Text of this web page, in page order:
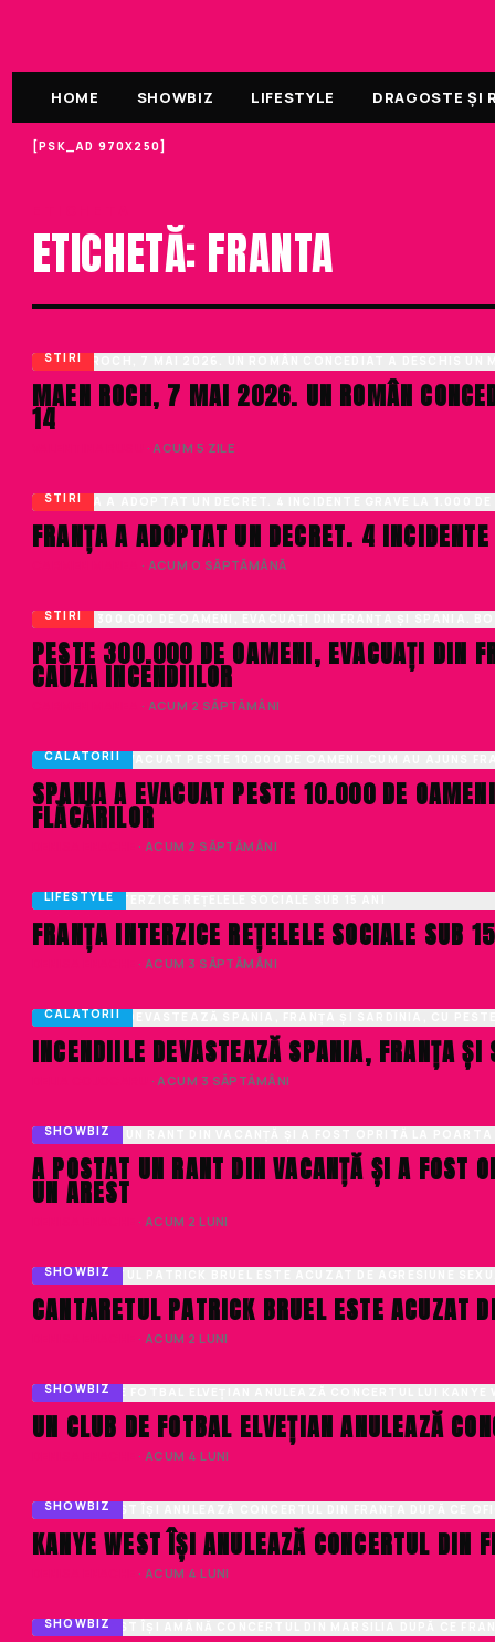
HOME SHOWBIZ LIFESTYLE DRAGOSTE ȘI
[PSK_AD 970X250]
ETICHETĂ: FRANTA
STIRI
MAEN ROCH, 7 MAI 2026. UN ROMÂN
14
· ACUM 5 ZILE
STIRI
FRANȚA A ADOPTAT UN DECRET. 4
· ACUM O SĂPTĂMÂNĂ
STIRI
PESTE 300.000 DE OAMENI, EVACUAȚI DIN
CAUZA INCENDIILOR
· ACUM 2 SĂPTĂMÂNI
CALATORII
SPANIA A EVACUAT PESTE 10.000 DE
FLĂCĂRILOR
· ACUM 2 SĂPTĂMÂNI
LIFESTYLE
FRANȚA INTERZICE REȚELELE SOCIALE SUB
· ACUM 3 SĂPTĂMÂNI
CALATORII
INCENDIILE DEVASTEAZĂ SPANIA, FRANȚA
· ACUM 3 SĂPTĂMÂNI
SHOWBIZ
A POSTAT UN RANT DIN VACANȚĂ ȘI A FOST
UN AREST
· ACUM 2 LUNI
SHOWBIZ
CANTARETUL PATRICK BRUEL ESTE ACUZAT
· ACUM 2 LUNI
SHOWBIZ
UN CLUB DE FOTBAL ELVEȚIAN ANULEAZĂ
· ACUM 4 LUNI
SHOWBIZ
KANYE WEST ÎȘI ANULEAZĂ CONCERTUL
· ACUM 4 LUNI
SHOWBIZ